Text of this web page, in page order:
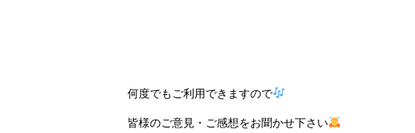
何度でもご利用できますので
皆様のご意見・ご感想をお聞かせ下さい